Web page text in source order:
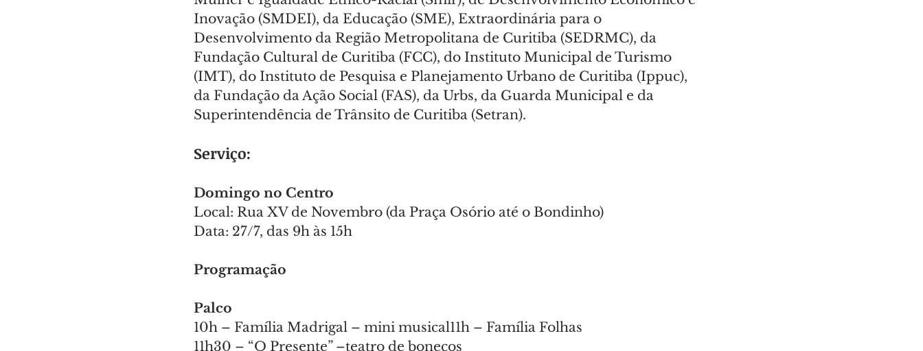
Inovação (SMDEI), da Educação (SME), Extraordinária para o
Desenvolvimento da Região Metropolitana de Curitiba (SEDRMC), da
Fundação Cultural de Curitiba (FCC), do Instituto Municipal de Turismo
(IMT), do Instituto de Pesquisa e Planejamento Urbano de Curitiba (Ippuc),
da Fundação da Ação Social (FAS), da Urbs, da Guarda Municipal e da
Superintendência de Trânsito de Curitiba (Setran).
Serviço:
Domingo no Centro
Local: Rua XV de Novembro (da Praça Osório até o Bondinho)
Data: 27/7, das 9h às 15h
Programação
Palco
10h – Família Madrigal – mini musical11h – Família Folhas
11h30 – “O Presente” –teatro de bonecos